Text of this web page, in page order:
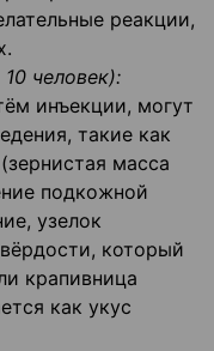
реакции,
человек):
инъекции, могут
такие как
масса
подкожной
узелок
который
крапивница
как укус